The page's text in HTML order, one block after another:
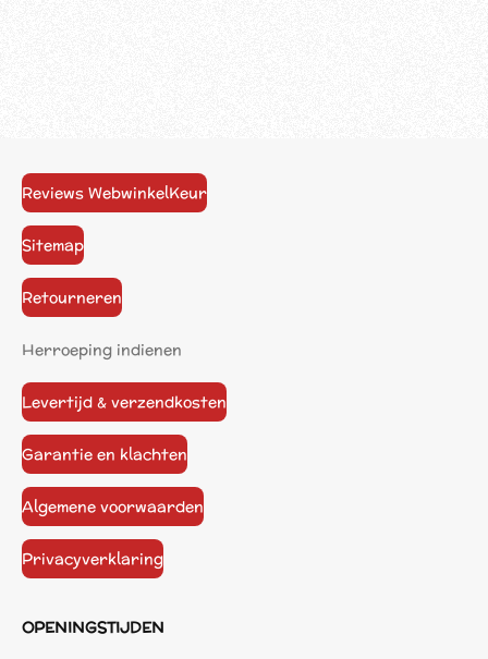
Reviews WebwinkelKeur
Sitemap
Retourneren
Herroeping indienen
Levertijd & verzendkosten
Garantie en klachten
Algemene voorwaarden
Privacyverklaring
OPENINGSTIJDEN